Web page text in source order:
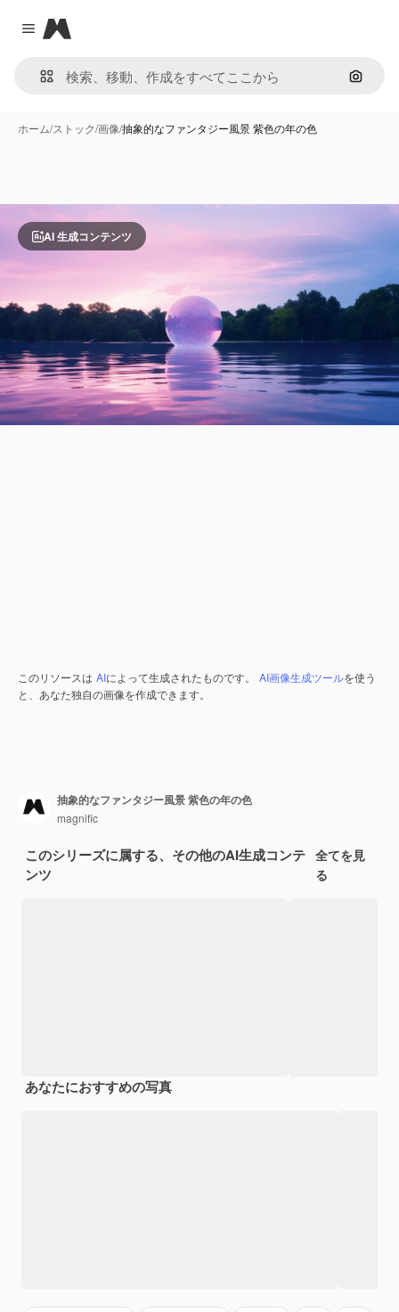
Close menu
Magnific
画像で
ホーム/ストック/画像/抽象的なファンタジー風景 紫色の年の色
AI 生成コンテンツ
このリソースは AIによって生成されたものです。 AI画像生成ツールを使う
と、あなた独自の画像を作成できます。
抽象的なファンタジー風景 紫色の年の色
magnific
このシリーズに属する、その他のAI生成コンテ
ンツ
全てを見
る
あなたにおすすめの写真